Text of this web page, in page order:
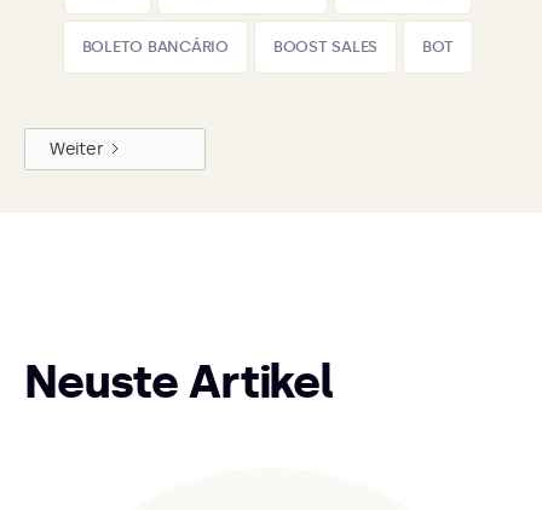
BOLETO BANCÁRIO BOOST SALES BOT
Weiter
Neuste Artikel